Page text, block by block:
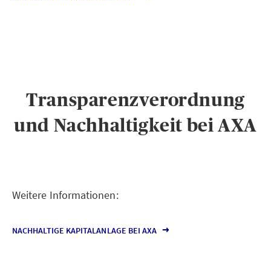
Transparenzverordnung
und Nachhaltigkeit bei AXA
Weitere Informationen:
NACHHALTIGE KAPITALANLAGE BEI AXA